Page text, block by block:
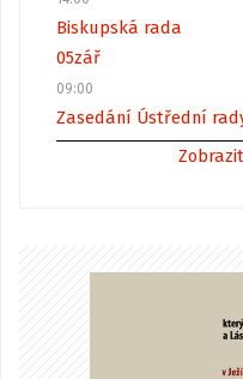
Biskupská rada
05zář
09:00
Zasedání Ústřední